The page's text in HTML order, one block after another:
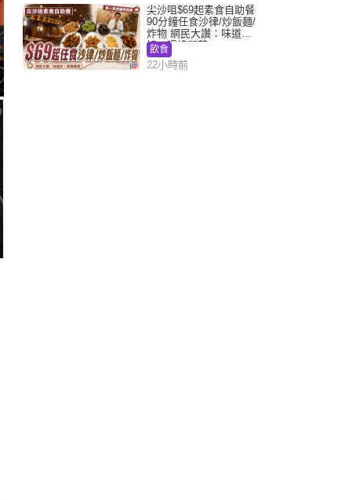
尖沙咀$69起素食自助餐
90分鐘任食沙律/炒飯麵/
炸物 網民大讚：味道
好，環境闊落
飲食
22小時前